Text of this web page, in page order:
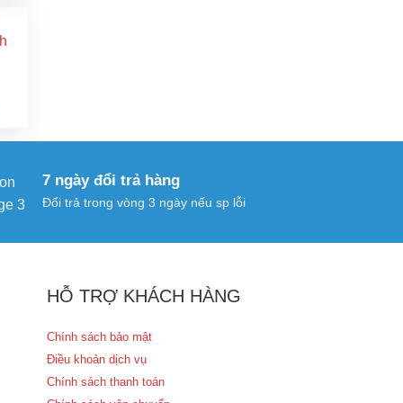
₫.
7 ngày đổi trả hàng
Đổi trả trong vòng 3 ngày nếu sp lỗi
HỖ TRỢ KHÁCH HÀNG
Chính sách bảo mật
Điều khoản dịch vụ
Chính sách thanh toán